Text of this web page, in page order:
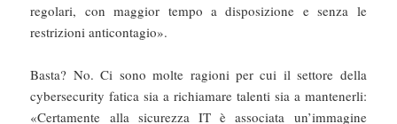
regolari, con maggior tempo a disposizione e senza le
restrizioni anticontagio».
Basta? No. Ci sono molte ragioni per cui il settore della
cybersecurity fatica sia a richiamare talenti sia a mantenerli:
«Certamente alla sicurezza IT è associata un’immagine